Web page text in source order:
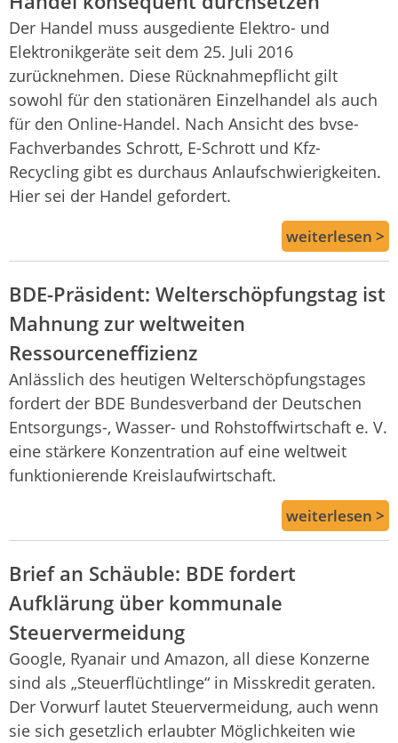
Der Handel muss ausgediente Elektro- und
Elektronikgeräte seit dem 25. Juli 2016
zurücknehmen. Diese Rücknahmepflicht gilt
sowohl für den stationären Einzelhandel als auch
für den Online-Handel. Nach Ansicht des bvse-
Fachverbandes Schrott, E-Schrott und Kfz-
Recycling gibt es durchaus Anlaufschwierigkeiten.
Hier sei der Handel gefordert.
weiterlesen >
BDE-Präsident: Welterschöpfungstag ist
Mahnung zur weltweiten
Ressourceneffizienz
Anlässlich des heutigen Welterschöpfungstages
fordert der BDE Bundesverband der Deutschen
Entsorgungs-, Wasser- und Rohstoffwirtschaft e. V.
eine stärkere Konzentration auf eine weltweit
funktionierende Kreislaufwirtschaft.
weiterlesen >
Brief an Schäuble: BDE fordert
Aufklärung über kommunale
Steuervermeidung
Google, Ryanair und Amazon, all diese Konzerne
sind als „Steuerflüchtlinge“ in Misskredit geraten.
Der Vorwurf lautet Steuervermeidung, auch wenn
sie sich gesetzlich erlaubter Möglichkeiten wie